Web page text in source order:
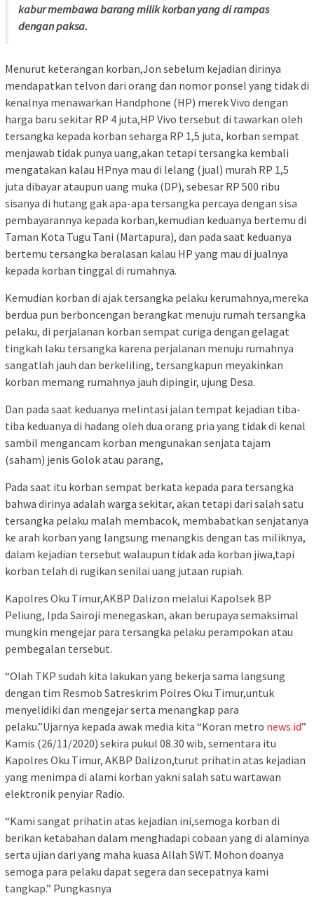
kabur membawa barang milik korban yang di rampas
dengan paksa.
Menurut keterangan korban,Jon sebelum kejadian dirinya
mendapatkan telvon dari orang dan nomor ponsel yang tidak di
kenalnya menawarkan Handphone (HP) merek Vivo dengan
harga baru sekitar RP 4 juta,HP Vivo tersebut di tawarkan oleh
tersangka kepada korban seharga RP 1,5 juta, korban sempat
menjawab tidak punya uang,akan tetapi tersangka kembali
mengatakan kalau HPnya mau di lelang (jual) murah RP 1,5
juta dibayar ataupun uang muka (DP), sebesar RP 500 ribu
sisanya di hutang gak apa-apa tersangka percaya dengan sisa
pembayarannya kepada korban,kemudian keduanya bertemu di
Taman Kota Tugu Tani (Martapura), dan pada saat keduanya
bertemu tersangka beralasan kalau HP yang mau di jualnya
kepada korban tinggal di rumahnya.
Kemudian korban di ajak tersangka pelaku kerumahnya,mereka
berdua pun berboncengan berangkat menuju rumah tersangka
pelaku, di perjalanan korban sempat curiga dengan gelagat
tingkah laku tersangka karena perjalanan menuju rumahnya
sangatlah jauh dan berkeliling, tersangkapun meyakinkan
korban memang rumahnya jauh dipingir, ujung Desa.
Dan pada saat keduanya melintasi jalan tempat kejadian tiba-
tiba keduanya di hadang oleh dua orang pria yang tidak di kenal
sambil mengancam korban mengunakan senjata tajam
(saham) jenis Golok atau parang,
Pada saat itu korban sempat berkata kepada para tersangka
bahwa dirinya adalah warga sekitar, akan tetapi dari salah satu
tersangka pelaku malah membacok, membabatkan senjatanya
ke arah korban yang langsung menangkis dengan tas miliknya,
dalam kejadian tersebut walaupun tidak ada korban jiwa,tapi
korban telah di rugikan senilai uang jutaan rupiah.
Kapolres Oku Timur,AKBP Dalizon melalui Kapolsek BP
Peliung, Ipda Sairoji menegaskan, akan berupaya semaksimal
mungkin mengejar para tersangka pelaku perampokan atau
pembegalan tersebut.
“Olah TKP sudah kita lakukan yang bekerja sama langsung
dengan tim Resmob Satreskrim Polres Oku Timur,untuk
menyelidiki dan mengejar serta menangkap para
pelaku.”Ujarnya kepada awak media kita “Koran metro news.id”
Kamis (26/11/2020) sekira pukul 08.30 wib, sementara itu
Kapolres Oku Timur, AKBP Dalizon,turut prihatin atas kejadian
yang menimpa di alami korban yakni salah satu wartawan
elektronik penyiar Radio.
“Kami sangat prihatin atas kejadian ini,semoga korban di
berikan ketabahan dalam menghadapi cobaan yang di alaminya
serta ujian dari yang maha kuasa Allah SWT. Mohon doanya
semoga para pelaku dapat segera dan secepatnya kami
tangkap.” Pungkasnya